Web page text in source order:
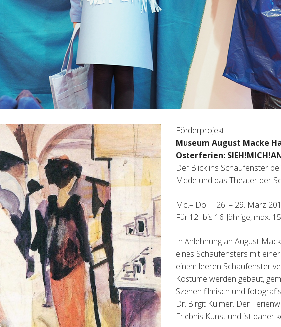
Förderprojekt
Museum August Macke
Osterferien:
Der Blick ins Schaufenster
Mode und das Theater der
Mo.– Do. | 26. – 29. März
Für 12- bis 16-Jährige, max.
In Anlehnung an August
eines Schaufensters mit
einem leeren Schaufenster
Kostüme werden gebaut,
Szenen filmisch und
Dr. Birgit Kulmer. Der
Erlebnis Kunst und ist daher